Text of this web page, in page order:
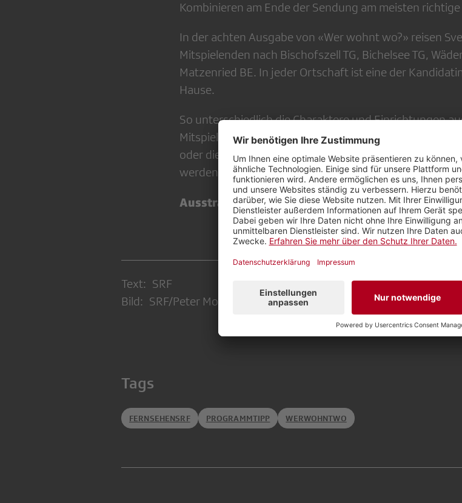
Kombinieren am Ende der Sendung am meisten
In der achten Ausgabe von «Wer wohnt wo?» reisen
Mitspielenden nach Bischofszell TG, Bichelsee TG,
Matzenried BE. In jeder Ortschaft ist eine der
Hause.
So unterschiedlich die Charaktere und Einrichtungen
Mitspielenden gemeinsam: die Leidenschaft für
oder die moderne Neubauwohnung – alle
werden, sind wahre Hingucker.
Ausstrahlung:Samstag, 6. März 2021, 20.10 Uhr,
Text: SRF
Bild: SRF/Peter Mosimann
Tags
FERNSEHENSRF PROGRAMMTIPP WERWOHNTWO